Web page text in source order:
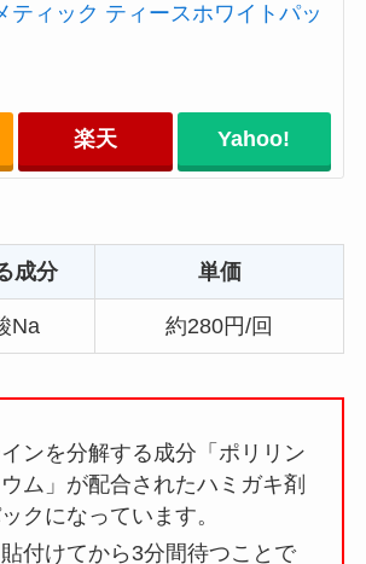
ティック ティースホワイトパッ
楽天 Yahoo!
成分 単価
Na 約280円/回
ンを分解する成分「ポリリン
ム」が配合されたハミガキ剤
クになっています。
付けてから3分間待つことで